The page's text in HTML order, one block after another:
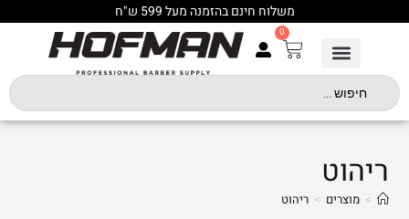
משלוח חינם בהזמנה מעל 599 ש"ח
0
ריהוט
> מוצרים > ריהוט